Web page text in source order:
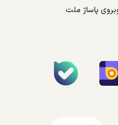
پاساژ ملت